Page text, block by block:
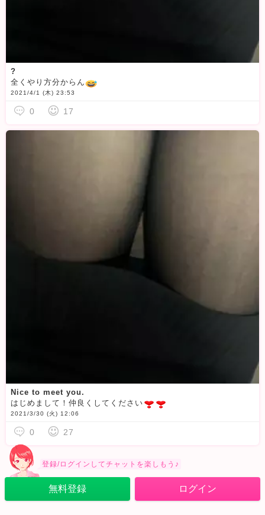
登録/ログインしてチャットを楽しもう♪
無料登録 ログイン
?
全くやり方分からん
2021/4/1 (木) 23:53
0 17
Nice to meet you.
はじめまして！仲良くしてください
2021/3/30 (火) 12:06
0 27